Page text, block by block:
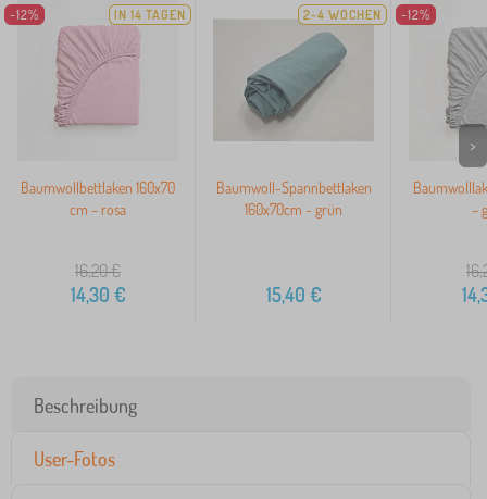
-12% IN 14 TAGEN
Baumwollbettlaken 160x70
cm – rosa
16,20€
14,30 €
2-4 WOCHEN
Baumwoll-Spannbettlaken
160x70cm - grün
15,40 €
-12%
–
>
Beschreibung
User-Fotos